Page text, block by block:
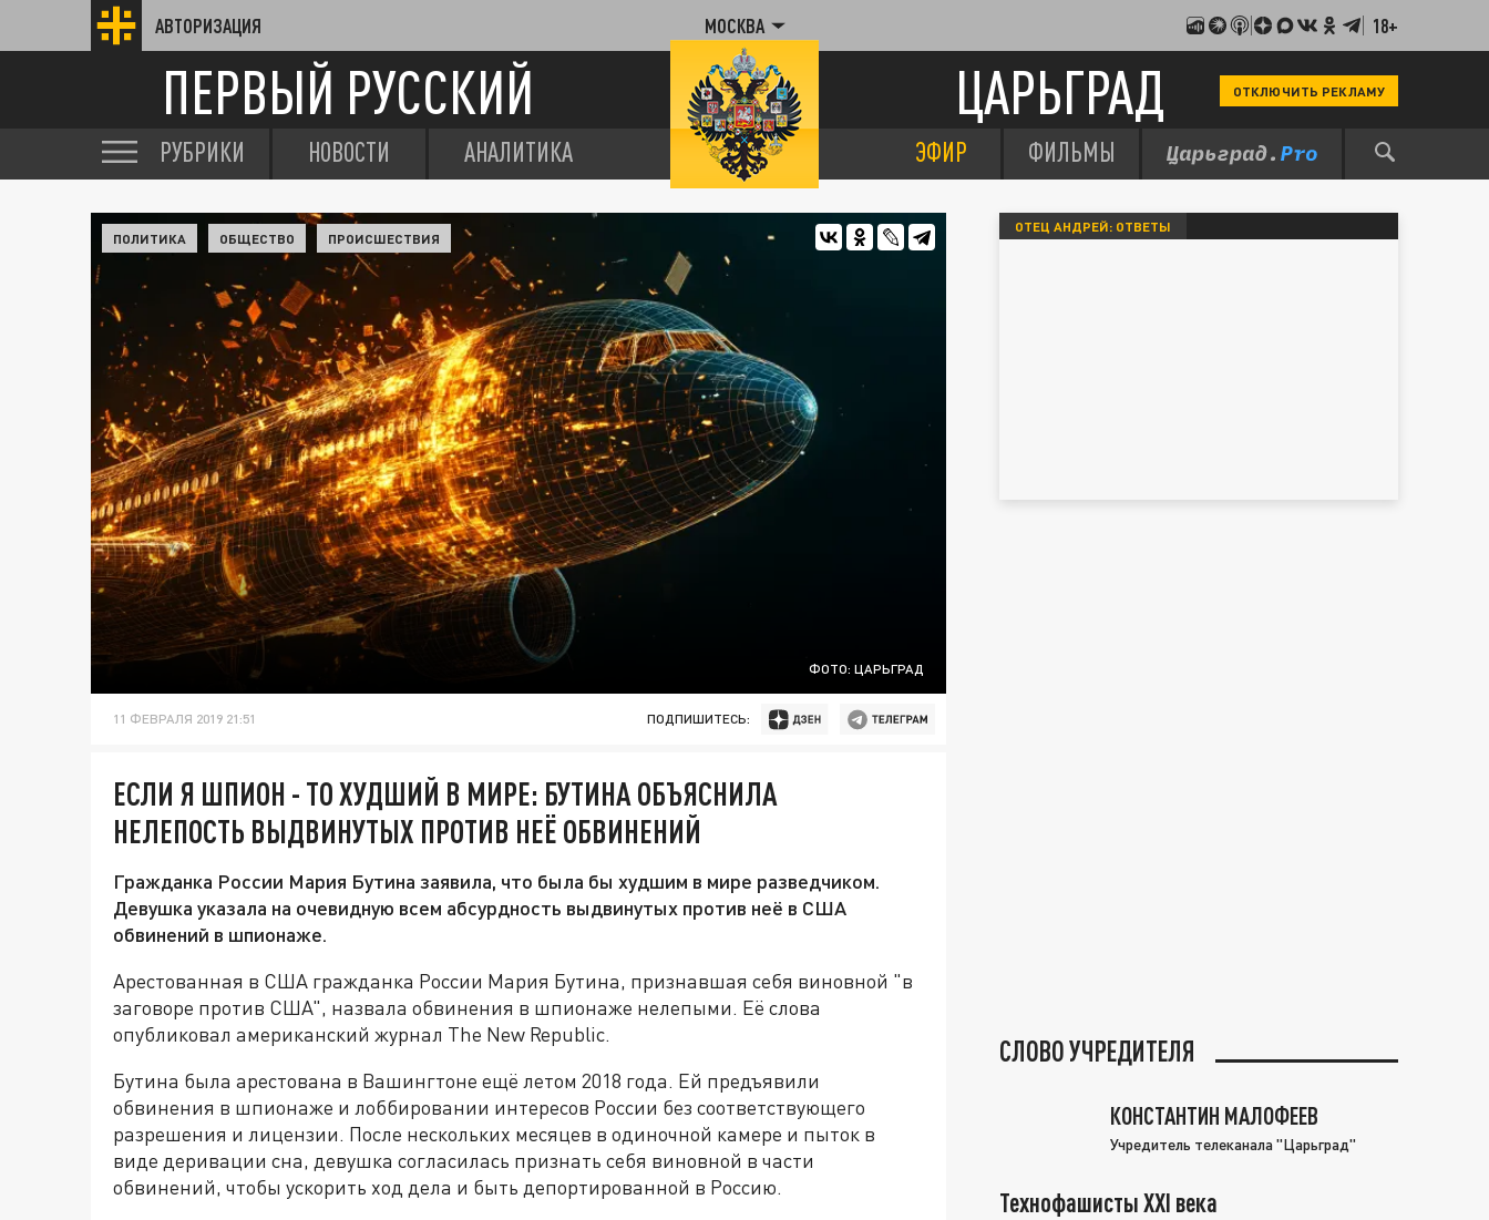
АВТОРИЗАЦИЯ МОСКВА 18+
ПЕРВЫЙ РУССКИЙ ЦАРЬГРАД ОТКЛЮЧИТЬ РЕКЛАМУ
РУБРИКИ НОВОСТИ АНАЛИТИКА ЭФИР ФИЛЬМЫ
ФОТО: ЦАРЬГРАД
ПОЛИТИКА ОБЩЕСТВО ПРОИСШЕСТВИЯ
11 ФЕВРАЛЯ 2019 21:51 ПОДПИШИТЕСЬ:
ЕСЛИ Я ШПИОН - ТО ХУДШИЙ В МИРЕ: БУТИНА ОБЪЯСНИЛА
НЕЛЕПОСТЬ ВЫДВИНУТЫХ ПРОТИВ НЕЁ ОБВИНЕНИЙ
Гражданка России Мария Бутина заявила, что была бы худшим в мире разведчиком.
Девушка указала на очевидную всем абсурдность выдвинутых против неё в США
обвинений в шпионаже.
Арестованная в США гражданка России Мария Бутина, признавшая себя виновной "в
заговоре против США", назвала обвинения в шпионаже нелепыми. Её слова
опубликовал американский журнал The New Republic.
Бутина была арестована в Вашингтоне ещё летом 2018 года. Ей предъявили
обвинения в шпионаже и лоббировании интересов России без соответствующего
разрешения и лицензии. После нескольких месяцев в одиночной камере и пыток в
виде деривации сна, девушка согласилась признать себя виновной в части
обвинений, чтобы ускорить ход дела и быть депортированной в Россию.
ОТЕЦ АНДРЕЙ: ОТВЕТЫ
СЛОВО УЧРЕДИТЕЛЯ
КОНСТАНТИН МАЛОФЕЕВ
Учредитель телеканала "Царьград"
Технофашисты XXI века